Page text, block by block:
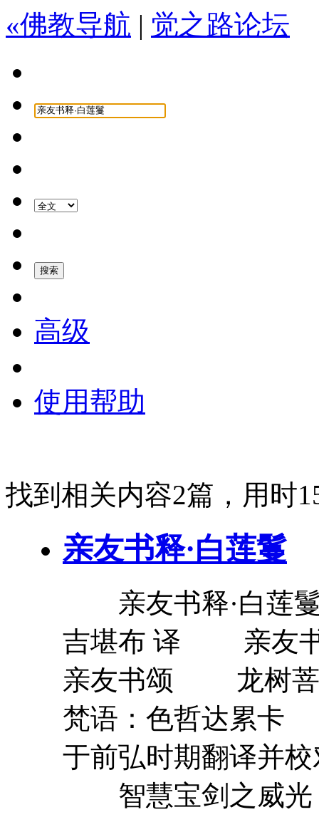
«佛教导航 | 觉之路论坛
高级
使用帮助
找到相关内容2篇，用时
亲友书释·白莲鬘
亲友书释·白莲
吉堪布 译 亲友
亲友书颂 龙树
梵语：色哲达累卡
于前弘时期翻译
智慧宝剑之威